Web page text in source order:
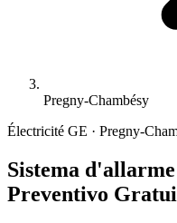
Pregny-Chambésy
Électricité GE · Pregny-
Sistema
Preventivo